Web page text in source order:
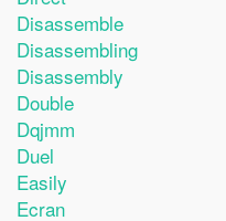
Disassemble
Disassembling
Disassembly
Double
Dqjmm
Duel
Easily
Ecran